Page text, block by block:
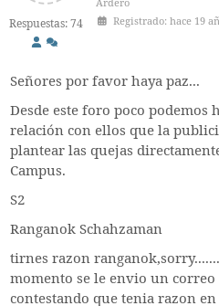
Respuestas: 74
Ardero
Registrado: hace 19
Señores por favor haya paz...
Desde este foro poco podemos
relación con ellos que la
plantear las quejas
Campus.
S2
Ranganok Schahzaman
tirnes razon
momento se le envio un correo
contestando que tenia razon